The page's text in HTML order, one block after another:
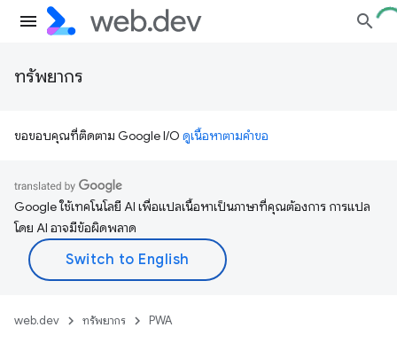
ทรัพยากร
ขอขอบคุณที่ติดตาม Google I/O ดูเนื้อหาตามคำขอ
Google ใช้เทคโนโลยี AI เพื่อแปลเนื้อหาเป็นภาษาที่คุณต้องการ การแปล
โดย AI อาจมีข้อผิดพลาด
web.dev ทรัพยากร PWA